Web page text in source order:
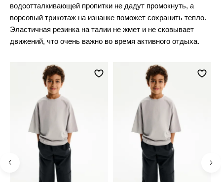
водоотталкивающей пропитки не дадут промокнуть, а
ворсовый трикотаж на изнанке поможет сохранить тепло.
Эластичная резинка на талии не жмет и не сковывает
движений, что очень важно во время активного отдыха.